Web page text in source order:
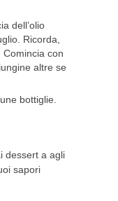
dell’olio
Ricorda,
con
altre se
bottiglie.
dessert a agli
sapori